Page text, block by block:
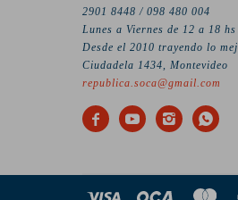
2901 8448 / 098 480 004
Lunes a Viernes de 12 a 18
Desde el 2010 trayendo lo
Ciudadela 1434, Montevideo
republica.soca@gmail.com
   